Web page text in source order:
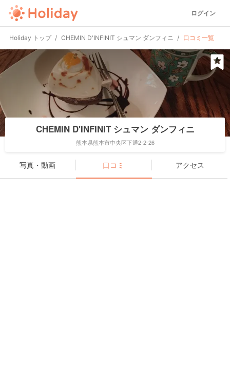
ログイン
Holiday トップ CHEMIN D'INFINIT シュマン ダンフィニ 口コミ一覧
CHEMIN D'INFINIT シュマン ダンフィニ
熊本県熊本市中央区下通2-2-26
写真・動画 口コミ アクセス